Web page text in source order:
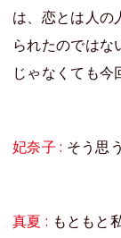
は、恋とは人の
られたのではな
じゃなくても今
妃奈子 : そう思
真夏 : もともと